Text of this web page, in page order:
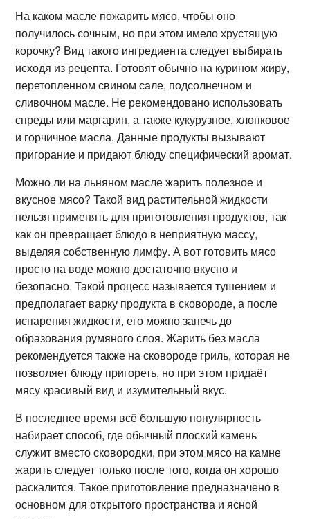
На каком масле пожарить мясо, чтобы оно
получилось сочным, но при этом имело хрустящую
корочку? Вид такого ингредиента следует выбирать
исходя из рецепта. Готовят обычно на курином жиру,
перетопленном свином сале, подсолнечном и
сливочном масле. Не рекомендовано использовать
спреды или маргарин, а также кукурузное, хлопковое
и горчичное масла. Данные продукты вызывают
пригорание и придают блюду специфический аромат.
Можно ли на льняном масле жарить полезное и
вкусное мясо? Такой вид растительной жидкости
нельзя применять для приготовления продуктов, так
как он превращает блюдо в неприятную массу,
выделяя собственную лимфу. А вот готовить мясо
просто на воде можно достаточно вкусно и
безопасно. Такой процесс называется тушением и
предполагает варку продукта в сковороде, а после
испарения жидкости, его можно запечь до
образования румяного слоя. Жарить без масла
рекомендуется также на сковороде гриль, которая не
позволяет блюду пригореть, но при этом придаёт
мясу красивый вид и изумительный вкус.
В последнее время всё большую популярность
набирает способ, где обычный плоский камень
служит вместо сковородки, при этом мясо на камне
жарить следует только после того, когда он хорошо
раскалится. Такое приготовление предназначено в
основном для открытого пространства и ясной